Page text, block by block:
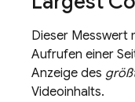
Dieser Messwert
Aufrufen einer
Anzeige des
Videoinhalts.